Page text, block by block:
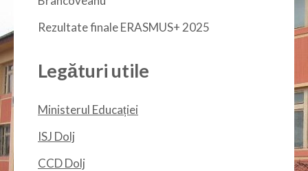
Rezultate finale ERASMUS+ 2025
Legături utile
Ministerul Educației
ISJ Dolj
CCD Dolj